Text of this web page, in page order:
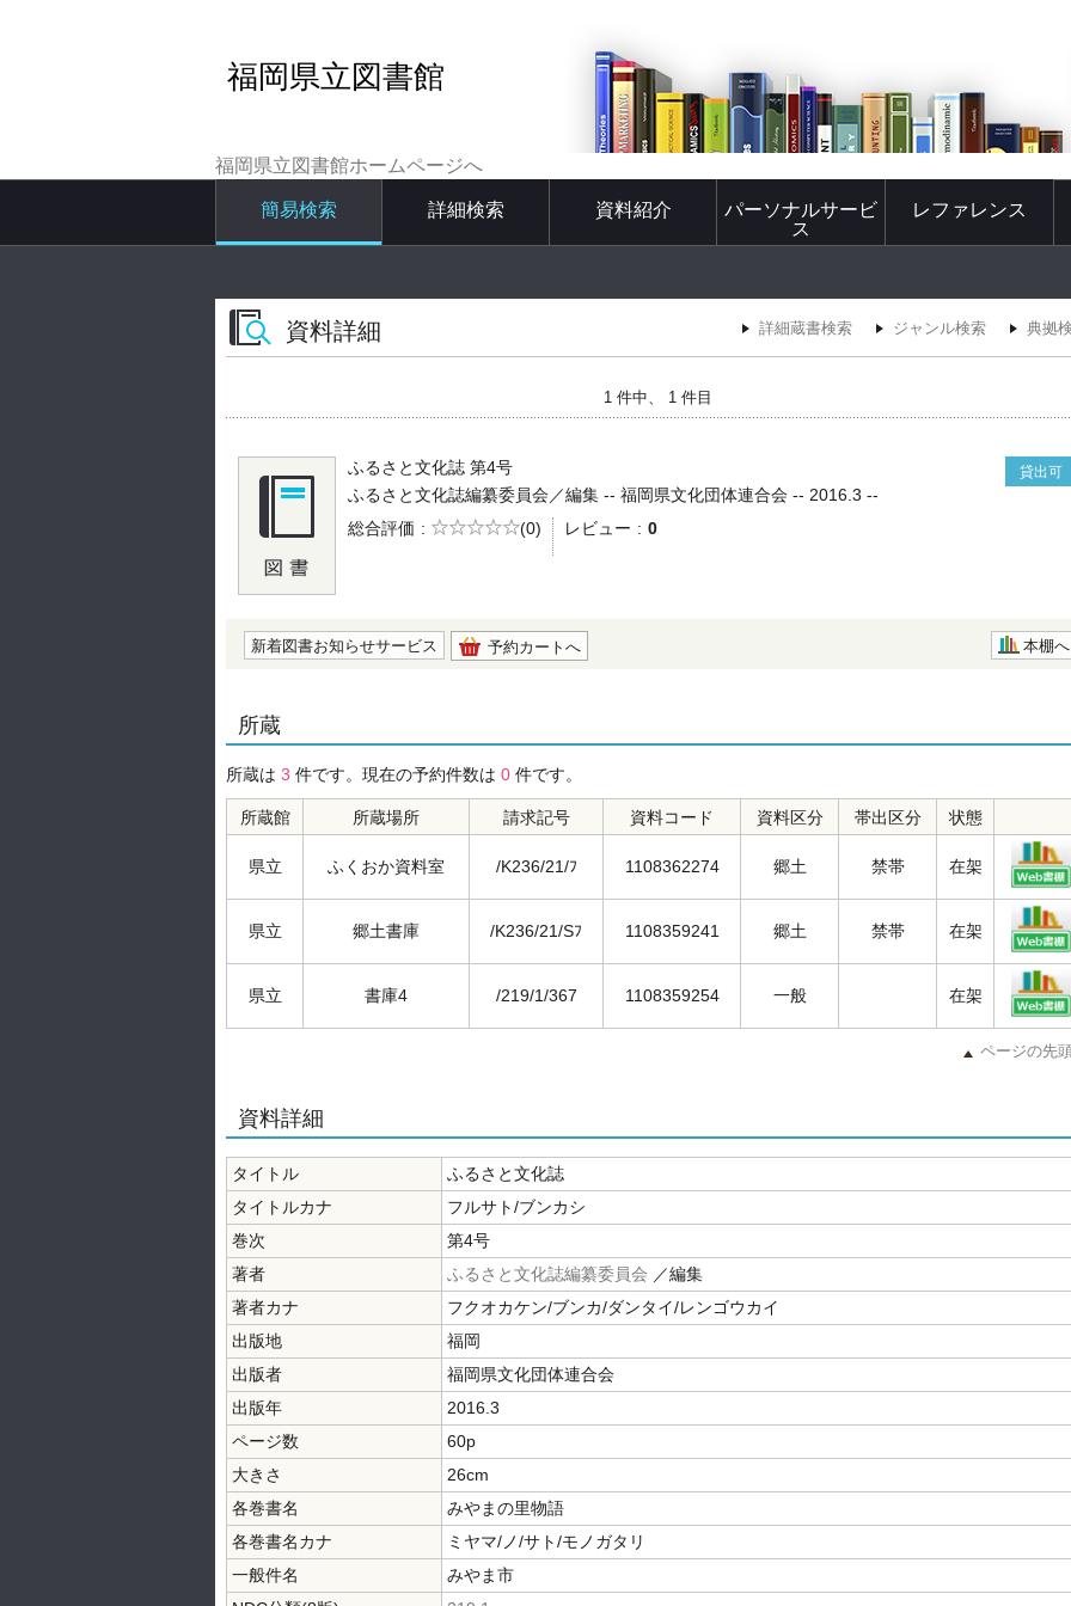
福岡県立図書館
福岡県立図書館ホームページへ
簡易検索 詳細検索 資料紹介
パーソナルサービ
ス
レファレンス
資料詳細 詳細蔵書検索 ジャンル検索 典拠
1 件中、 1 件目
ふるさと文化誌 第4号 貸出可
ふるさと文化誌編纂委員会／編集 -- 福岡県文化団体連合会 -- 2016.3 --
総合評価
5段階評価
(0) レビュー 0
新着図書お知らせサービス 予約カートへ 本棚へ
所蔵
所蔵は 3 件です。現在の予約件数は 0 件です。
所蔵館 所蔵場所 請求記号 資料コード 資料区分 帯出区分 状態
県立 ふくおか資料室 /K236/21/ﾌ 1108362274 郷土 禁帯 在架
県立 郷土書庫 /K236/21/Sﾌ 1108359241 郷土 禁帯 在架
県立 書庫4 /219/1/367 1108359254 一般 在架
ページの先
資料詳細
タイトル
ふるさと文化誌
タイトルカナ
フルサト/ブンカシ
巻次
第4号
著者
ふるさと文化誌編纂委員会 ／編集
著者カナ
フクオカケン/ブンカ/ダンタイ/レンゴウカイ
出版地
福岡
出版者
福岡県文化団体連合会
出版年
2016.3
ページ数
60p
大きさ
26cm
各巻書名
みやまの里物語
各巻書名カナ
ミヤマ/ノ/サト/モノガタリ
一般件名
みやま市